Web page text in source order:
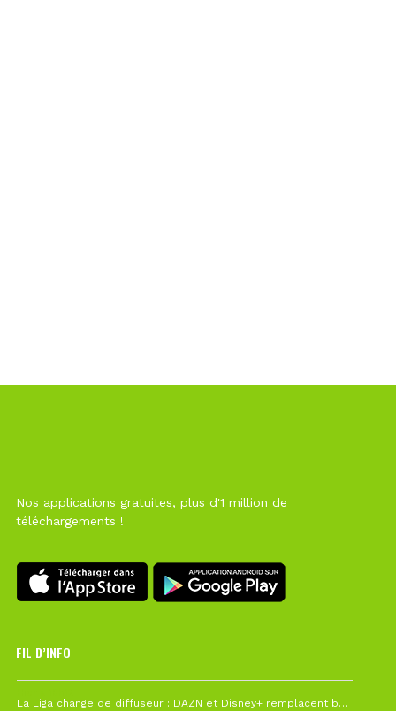
Nos applications gratuites, plus d'1 million de
téléchargements !
FIL D’INFO
La Liga change de diffuseur : DAZN et Disney+ remplacent beIN Sports !